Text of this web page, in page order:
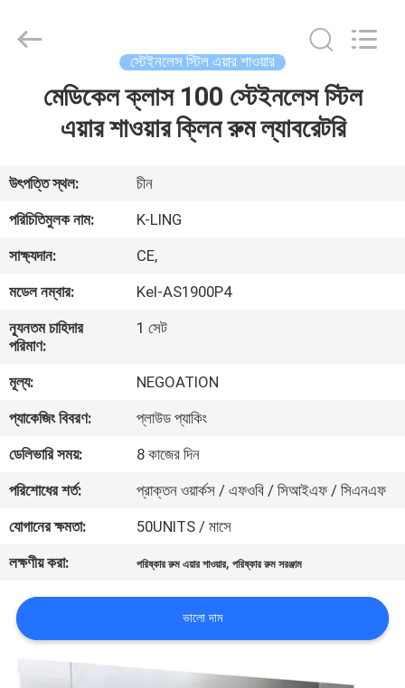
আমাদের
সম্বন্ধে
কারখানা
পরিদর্শন
গুণমান
নিয়ন্ত্রণ
আমাদের
সাথে
যোগাযোগ
খবর
মামলা
Technology
Company.
স্টেইনলেস স্টিল এয়ার শাওয়ার
মেডিকেল ক্লাস 100 স্টেইনলেস স্টিল
এয়ার শাওয়ার ক্লিন রুম ল্যাবরেটরি
উৎপত্তি স্থল:
চীন
পরিচিতিমুলক নাম:
K-LING
সাক্ষ্যদান:
CE,
মডেল নম্বার:
Kel-AS1900P4
ন্যূনতম চাহিদার
পরিমাণ:
1 সেট
মূল্য:
NEGOATION
প্যাকেজিং বিবরণ:
প্লাউড প্যাকিং
ডেলিভারি সময়:
8 কাজের দিন
পরিশোধের শর্ত:
প্রাক্তন ওয়ার্কস / এফওবি / সিআইএফ / সিএনএফ
যোগানের ক্ষমতা:
50UNITS / মাসে
লক্ষণীয় করা:
পরিষ্কার রুম এয়ার শাওয়ার,পরিষ্কার রুম সরঞ্জাম
ভালো দাম